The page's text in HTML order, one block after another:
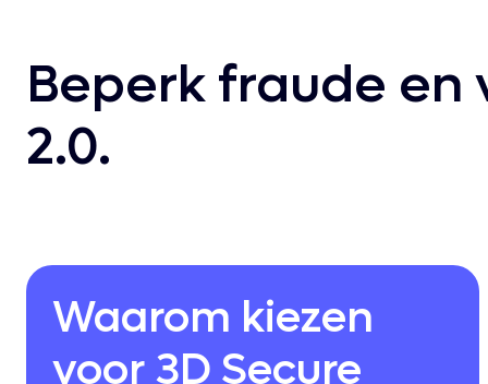
Beperk fraude en
2.0.
Waarom kiezen
voor 3D Secure